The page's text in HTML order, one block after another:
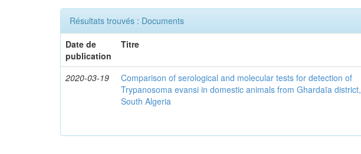
Résultats trouvés : Documents
Date de
publication
Titre
2020-03-19
Comparison of serological and molecular tests for detection of
Trypanosoma evansi in domestic animals from Ghardaïa district,
South Algeria